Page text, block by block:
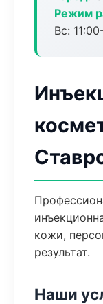
Режим
Вс:
кожи,
результат.
Наши